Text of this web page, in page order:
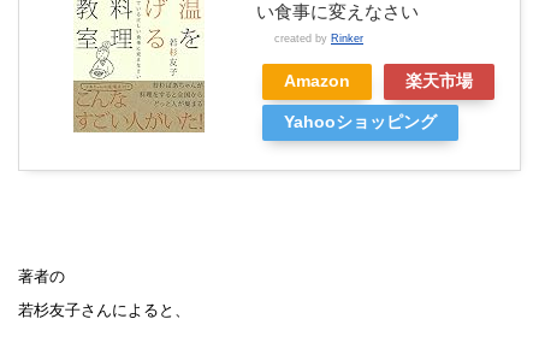
い食事に変えなさい
created by Rinker
Amazon 楽天市場
Yahooショッピング
著者の
若杉友子さんによると、